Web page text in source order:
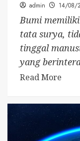
admin 14/08/
Bumi
tata surya,
tinggal
yang
Read More